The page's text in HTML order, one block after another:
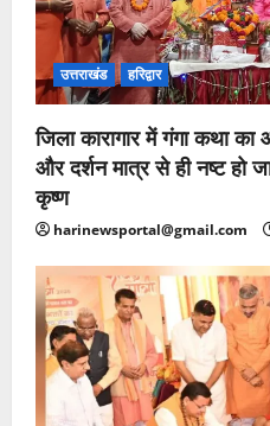
उत्तराखंड हरिद्वार
जिला कारागार में गंगा कथा
और दर्शन मात्र से ही नष्ट हो
कृष्ण
harinewsportal@gmail.com